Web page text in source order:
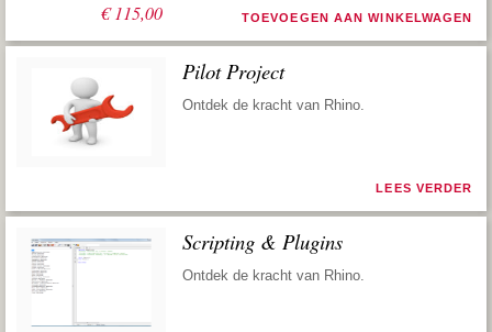
€115,00 TOEVOEGEN AAN WINKELWAGEN
Pilot Project
Ontdek de kracht van Rhino.
LEES VERDER
Scripting & Plugins
Ontdek de kracht van Rhino.